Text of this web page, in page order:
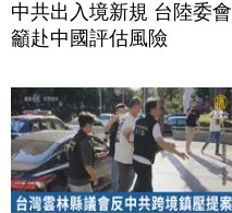
中共出入境新規 台陸委會
籲赴中國評估風險